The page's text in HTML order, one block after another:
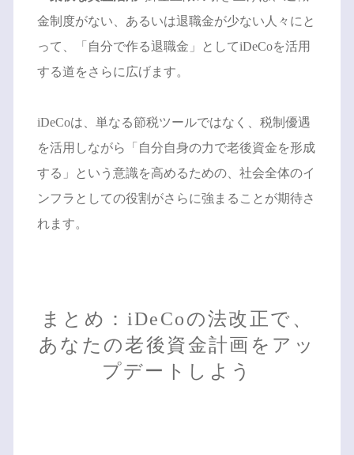
金制度がない、あるいは退職金が少ない人々にと
って、「自分で作る退職金」としてiDeCoを活用
する道をさらに広げます。
iDeCoは、単なる節税ツールではなく、税制優遇
を活用しながら「自分自身の力で老後資金を形成
する」という意識を高めるための、社会全体のイ
ンフラとしての役割がさらに強まることが期待さ
れます。
まとめ：iDeCoの法改正で、
あなたの老後資金計画をアッ
プデートしよう